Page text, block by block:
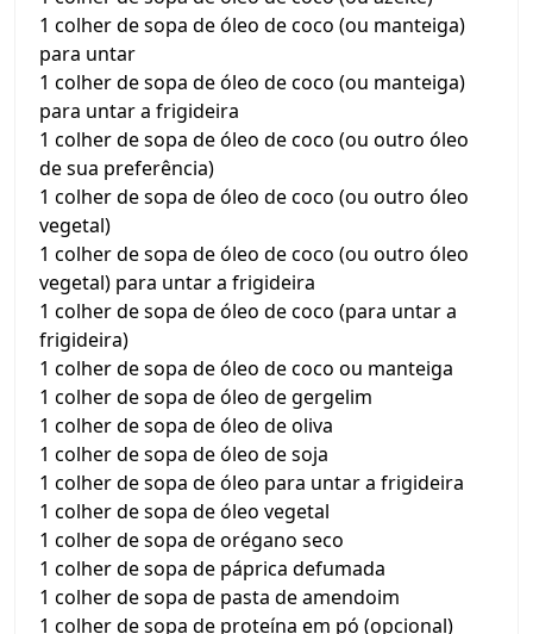
1 colher de sopa de óleo de coco (ou manteiga)
para untar
1 colher de sopa de óleo de coco (ou manteiga)
para untar a frigideira
1 colher de sopa de óleo de coco (ou outro óleo
de sua preferência)
1 colher de sopa de óleo de coco (ou outro óleo
vegetal)
1 colher de sopa de óleo de coco (ou outro óleo
vegetal) para untar a frigideira
1 colher de sopa de óleo de coco (para untar a
frigideira)
1 colher de sopa de óleo de coco ou manteiga
1 colher de sopa de óleo de gergelim
1 colher de sopa de óleo de oliva
1 colher de sopa de óleo de soja
1 colher de sopa de óleo para untar a frigideira
1 colher de sopa de óleo vegetal
1 colher de sopa de orégano seco
1 colher de sopa de páprica defumada
1 colher de sopa de pasta de amendoim
1 colher de sopa de proteína em pó (opcional)